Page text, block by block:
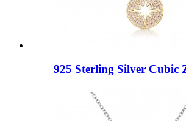
925 Sterling Silver Cubic